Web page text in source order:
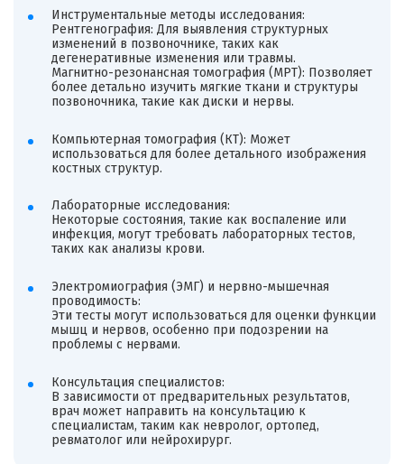
Инструментальные методы исследования:
Рентгенография: Для выявления структурных
изменений в позвоночнике, таких как
дегенеративные изменения или травмы.
Магнитно-резонансная томография (МРТ): Позволяет
более детально изучить мягкие ткани и структуры
позвоночника, такие как диски и нервы.
Компьютерная томография (КТ): Может
использоваться для более детального изображения
костных структур.
Лабораторные исследования:
Некоторые состояния, такие как воспаление или
инфекция, могут требовать лабораторных тестов,
таких как анализы крови.
Электромиография (ЭМГ) и нервно-мышечная
проводимость:
Эти тесты могут использоваться для оценки функции
мышц и нервов, особенно при подозрении на
проблемы с нервами.
Консультация специалистов:
В зависимости от предварительных результатов,
врач может направить на консультацию к
специалистам, таким как невролог, ортопед,
ревматолог или нейрохирург.